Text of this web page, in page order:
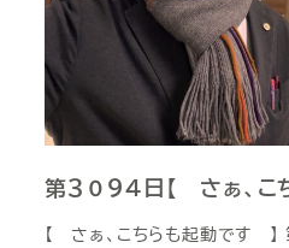
第３０９４日【 さぁ、
【 さぁ、こちらも起動です 】